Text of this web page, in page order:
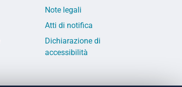
Note legali
Atti di notifica
Dichiarazione di
accessibilità